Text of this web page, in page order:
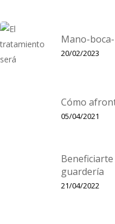
Mano-
20/02/2023
Cómo
05/04/2021
guardería
21/04/2022